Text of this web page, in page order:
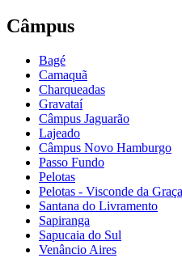
Câmpus
Bagé
Camaquã
Charqueadas
Gravataí
Câmpus Jaguarão
Lajeado
Câmpus Novo Hamburgo
Passo Fundo
Pelotas
Pelotas - Visconde da Graça
Santana do Livramento
Sapiranga
Sapucaia do Sul
Venâncio Aires